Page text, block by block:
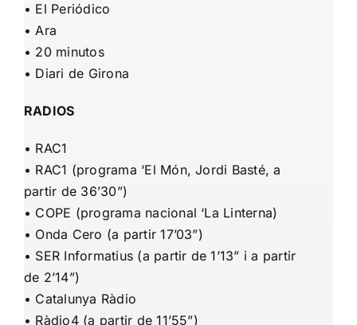
• El Periódico
• Ara
• 20 minutos
• Diari de Girona
RADIOS
• RAC1
• RAC1 (programa ‘El Món, Jordi Basté,a
partir de 36’30”)
• COPE (programa nacional ‘La Linterna)
• Onda Cero (a partir 17’03”)
• SER Informatius (a partir de 1’13” i a partir
de 2’14”)
• Catalunya Ràdio
• Ràdio4 (a partir de 11’55”)